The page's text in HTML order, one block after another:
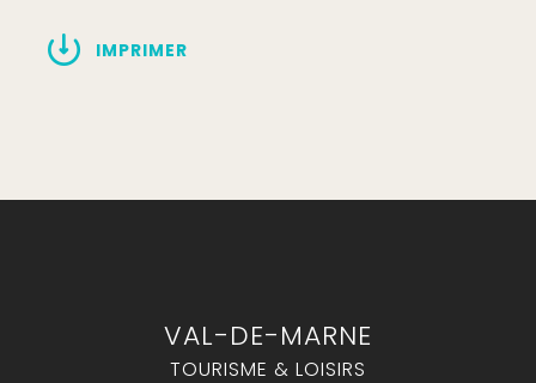
IMPRIMER
VAL-DE-MARNE
TOURISME & LOISIRS